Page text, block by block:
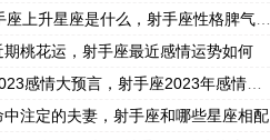
上升星座是什么，射手座性格脾气如何
期桃花运，射手座最近感情运势如何
感情大预言，射手座2023年感情运势最新分析
中注定的夫妻，射手座和哪些星座相配